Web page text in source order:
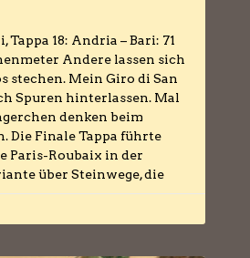
Tappa 18: Andria – Bari: 71
Andere lassen sich
stechen. Mein Giro di San
Spuren hinterlassen. Mal
denken beim
Die Finale Tappa führte
Paris-Roubaix in der
über Steinwege, die